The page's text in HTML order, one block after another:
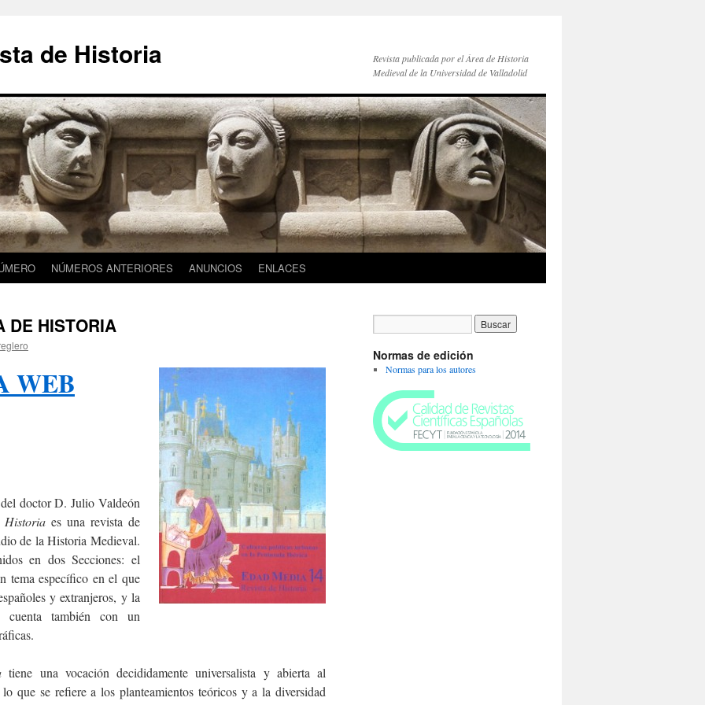
de Historia
Revista publicada por el Área de Historia
Medieval de la Universidad de Valladolid
NÚMEROS ANTERIORES ANUNCIOS ENLACES
DE HISTORIA
WEB
doctor D. Julio Valdeón
Historia es una revista de
de la Historia Medieval.
en dos Secciones: el
tema específico en el que
y extranjeros, y la
cuenta también con un
tiene una vocación decididamente universalista y abierta al
que se refiere a los planteamientos teóricos y a la diversidad
Normas de edición
Normas para los autores